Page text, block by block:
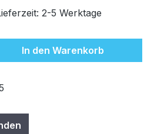
2-5 Werktage
Gib den
In den Warenkorb